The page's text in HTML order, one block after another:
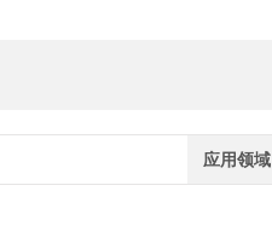
应用领域